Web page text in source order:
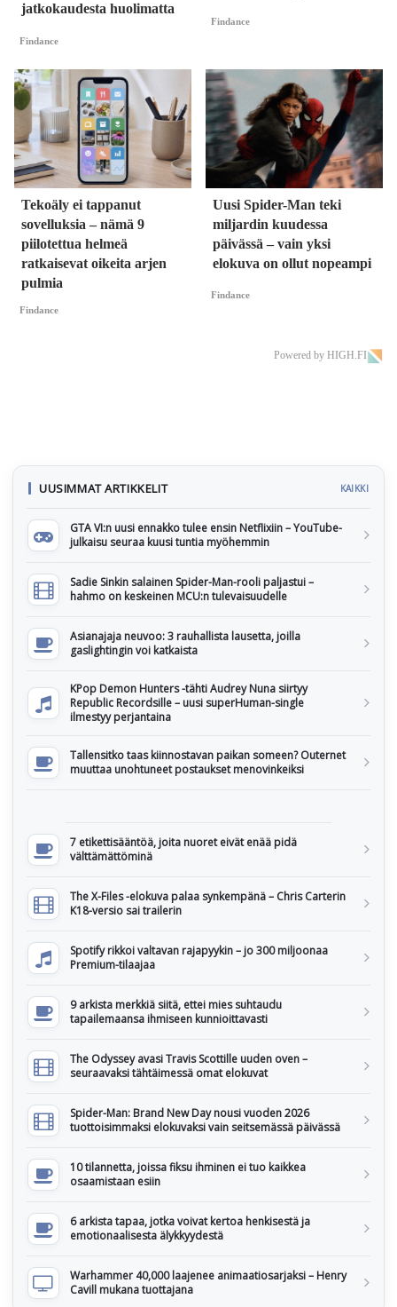
jatkokaudesta huolimatta
Findance
Findance
Tekoäly ei tappanut
sovelluksia – nämä 9
piilotettua helmeä
ratkaisevat oikeita arjen
pulmia
Findance
Uusi Spider-Man teki
miljardin kuudessa
päivässä – vain yksi
elokuva on ollut nopeampi
Findance
Powered by HIGH.FI
UUSIMMAT ARTIKKELIT KAIKKI
GTA VI:n uusi ennakko tulee ensin Netflixiin – YouTube-
julkaisu seuraa kuusi tuntia myöhemmin
Sadie Sinkin salainen Spider-Man-rooli paljastui –
hahmo on keskeinen MCU:n tulevaisuudelle
Asianajaja neuvoo: 3 rauhallista lausetta, joilla
gaslightingin voi katkaista
KPop Demon Hunters -tähti Audrey Nuna siirtyy
Republic Recordsille – uusi superHuman-single
ilmestyy perjantaina
Tallensitko taas kiinnostavan paikan someen? Outernet
muuttaa unohtuneet postaukset menovinkeiksi
7 etikettisääntöä, joita nuoret eivät enää pidä
välttämättöminä
The X-Files -elokuva palaa synkempänä – Chris Carterin
K18-versio sai trailerin
Spotify rikkoi valtavan rajapyykin – jo 300 miljoonaa
Premium-tilaajaa
9 arkista merkkiä siitä, ettei mies suhtaudu
tapailemaansa ihmiseen kunnioittavasti
The Odyssey avasi Travis Scottille uuden oven –
seuraavaksi tähtäimessä omat elokuvat
Spider-Man: Brand New Day nousi vuoden 2026
tuottoisimmaksi elokuvaksi vain seitsemässä päivässä
10 tilannetta, joissa fiksu ihminen ei tuo kaikkea
osaamistaan esiin
6 arkista tapaa, jotka voivat kertoa henkisestä ja
emotionaalisesta älykkyydestä
Warhammer 40,000 laajenee animaatiosarjaksi – Henry
Cavill mukana tuottajana